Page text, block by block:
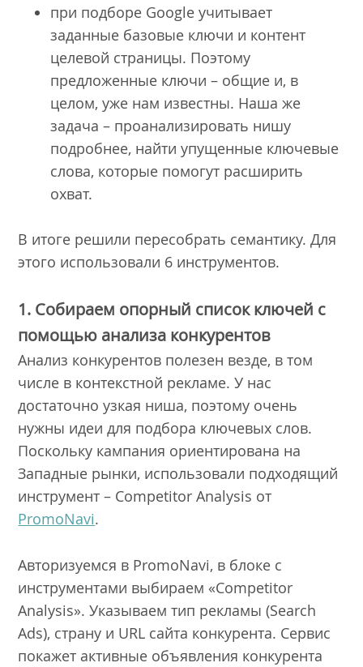
при подборе Google учитывает
заданные базовые ключи и контент
целевой страницы. Поэтому
предложенные ключи – общие и, в
целом, уже нам известны. Наша же
задача – проанализировать нишу
подробнее, найти упущенные ключевые
слова, которые помогут расширить
охват.
В итоге решили пересобрать семантику. Для
этого использовали 6 инструментов.
1. Собираем опорный список ключей с
помощью анализа конкурентов
Анализ конкурентов полезен везде, в том
числе в контекстной рекламе. У нас
достаточно узкая ниша, поэтому очень
нужны идеи для подбора ключевых слов.
Поскольку кампания ориентирована на
Западные рынки, использовали подходящий
инструмент – Competitor Analysis от
PromoNavi.
Авторизуемся в PromoNavi, в блоке с
инструментами выбираем «Competitor
Analysis». Указываем тип рекламы (Search
Ads), страну и URL сайта конкурента. Сервис
покажет активные объявления конкурента